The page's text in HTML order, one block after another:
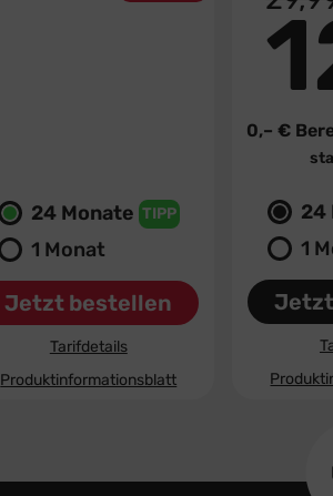
24 Monate TIPP
1 Monat
Jetzt bestellen
Tarifdetails
Produktinformationsblatt
0,– €
24
1